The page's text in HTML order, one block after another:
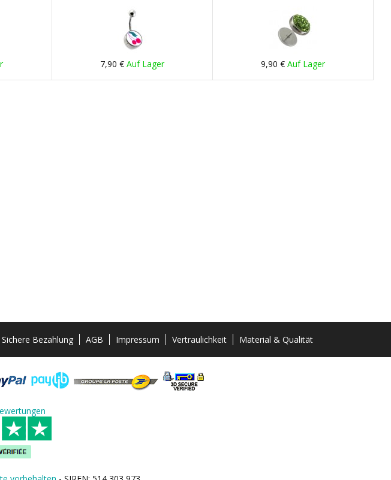
7,90 € Auf Lager 9,90 € Auf Lager
Sichere Bezahlung AGB Impressum Vertraulichkeit Material & Qualität